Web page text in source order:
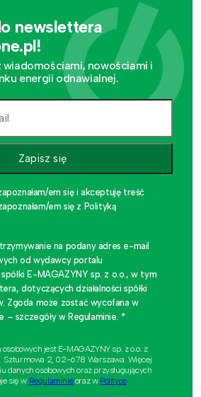
newslettera
wiadomościami, nowościami i
energii odnawialnej.
Zapisz się
em się i akceptuję treść
em się z Polityką
na podany adres e-mail
od wydawcy portalu
E-MAGAZYNY sp. z o.o., w tym
dotyczących działalności spółki
Zgoda może zostać wycofana w
– szczegóły w Regulaminie. *
jest E-MAGAZYNY sp. z o.o. z
Szturmowa 2, 02-678 Warszawa. Więcej
danych osobowych oraz przysługujących
się w Regulaminieoraz w Polityce